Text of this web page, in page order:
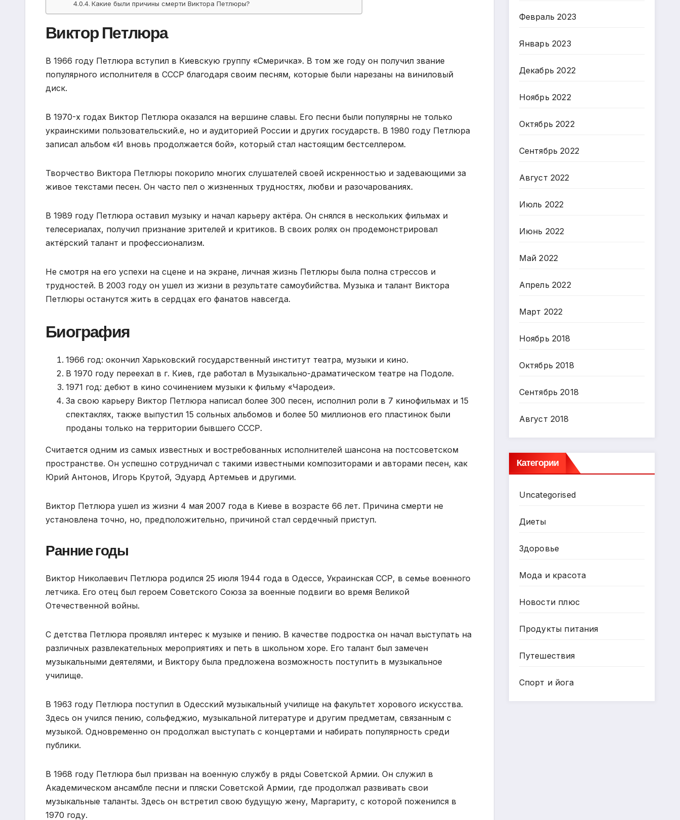
Какие были причины смерти Виктора Петлюры?
Виктор Петлюра
В 1966 году Петлюра вступил в Киевскую группу «Смеричка». В том же году он получил звание
популярного исполнителя в СССР благодаря своим песням, которые были нарезаны на виниловый
диск.
В 1970-х годах Виктор Петлюра оказался на вершине славы. Его песни были популярны не только
украинскими пользовательский.е, но и аудиторией России и других государств. В 1980 году Петлюра
записал альбом «И вновь продолжается бой», который стал настоящим бестселлером.
Творчество Виктора Петлюры покорило многих слушателей своей искренностью и задевающими за
живое текстами песен. Он часто пел о жизненных трудностях, любви и разочарованиях.
В 1989 году Петлюра оставил музыку и начал карьеру актёра. Он снялся в нескольких фильмах и
телесериалах, получил признание зрителей и критиков. В своих ролях он продемонстрировал
актёрский талант и профессионализм.
Не смотря на его успехи на сцене и на экране, личная жизнь Петлюры была полна стрессов и
трудностей. В 2003 году он ушел из жизни в результате самоубийства. Музыка и талант Виктора
Петлюры останутся жить в сердцах его фанатов навсегда.
Биография
1966 год: окончил Харьковский государственный институт театра, музыки и кино.
В 1970 году переехал в г. Киев, где работал в Музыкально-драматическом театре на Подоле.
1971 год: дебют в кино сочинением музыки к фильму «Чародеи».
За свою карьеру Виктор Петлюра написал более 300 песен, исполнил роли в 7 кинофильмах и 15
спектаклях, также выпустил 15 сольных альбомов и более 50 миллионов его пластинок были
проданы только на территории бывшего СССР.
Считается одним из самых известных и востребованных исполнителей шансона на постсоветском
пространстве. Он успешно сотрудничал с такими известными композиторами и авторами песен, как
Юрий Антонов, Игорь Крутой, Эдуард Артемьев и другими.
Виктор Петлюра ушел из жизни 4 мая 2007 года в Киеве в возрасте 66 лет. Причина смерти не
установлена точно, но, предположительно, причиной стал сердечный приступ.
Ранние годы
Виктор Николаевич Петлюра родился 25 июля 1944 года в Одессе, Украинская ССР, в семье военного
летчика. Его отец был героем Советского Союза за военные подвиги во время Великой
Отечественной войны.
С детства Петлюра проявлял интерес к музыке и пению. В качестве подростка он начал выступать на
различных развлекательных мероприятиях и петь в школьном хоре. Его талант был замечен
музыкальными деятелями, и Виктору была предложена возможность поступить в музыкальное
училище.
В 1963 году Петлюра поступил в Одесский музыкальный училище на факультет хорового искусства.
Здесь он учился пению, сольфеджио, музыкальной литературе и другим предметам, связанным с
музыкой. Одновременно он продолжал выступать с концертами и набирать популярность среди
публики.
В 1968 году Петлюра был призван на военную службу в ряды Советской Армии. Он служил в
Академическом ансамбле песни и пляски Советской Армии, где продолжал развивать свои
музыкальные таланты. Здесь он встретил свою будущую жену, Маргариту, с которой поженился в
1970 году.
Февраль 2023
Январь 2023
Декабрь 2022
Ноябрь 2022
Октябрь 2022
Сентябрь 2022
Август 2022
Июль 2022
Июнь 2022
Май 2022
Апрель 2022
Март 2022
Ноябрь 2018
Октябрь 2018
Сентябрь 2018
Август 2018
Категории
Uncategorised
Диеты
Здоровье
Мода и красота
Новости плюс
Продукты питания
Путешествия
Спорт и йога